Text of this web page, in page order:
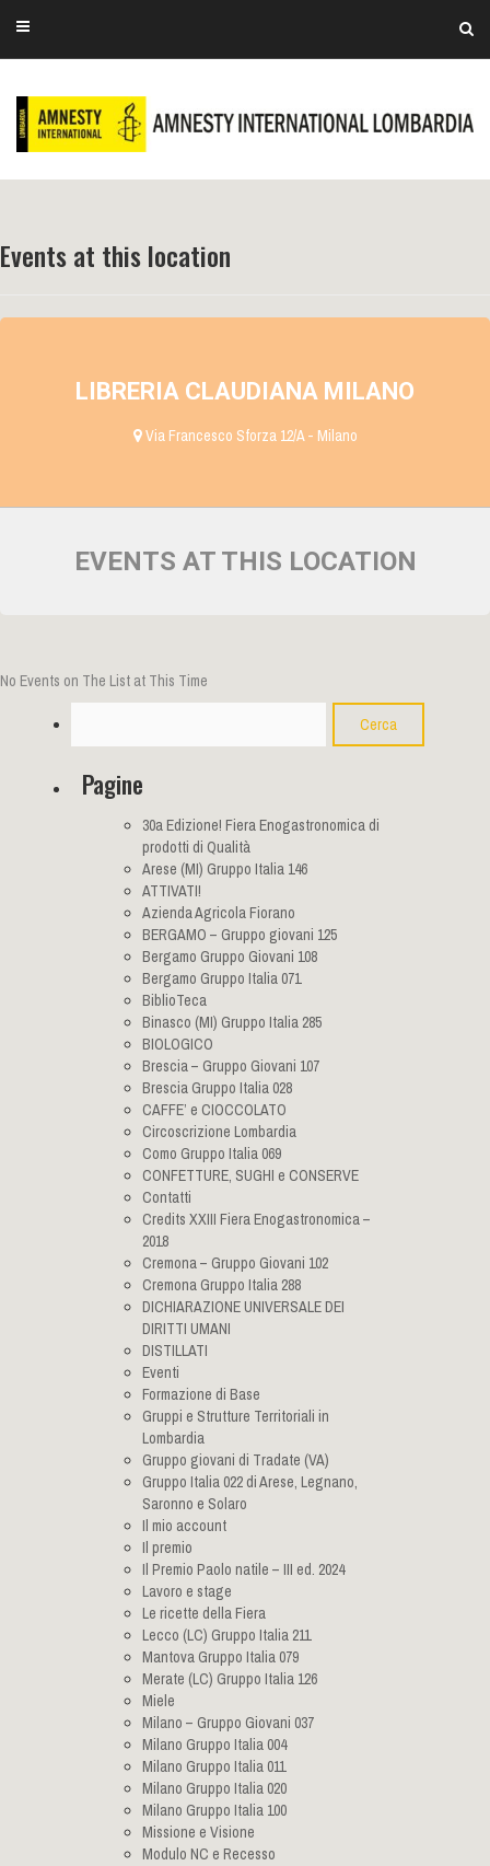
Events at this location
LIBRERIA CLAUDIANA MILANO
Via Francesco Sforza 12/A - Milano
EVENTS AT THIS LOCATION
No Events on The List at This Time
Pagine
30a Edizione! Fiera Enogastronomica di
prodotti di Qualità
Arese (MI) Gruppo Italia 146
ATTIVATI!
Azienda Agricola Fiorano
BERGAMO – Gruppo giovani 125
Bergamo Gruppo Giovani 108
Bergamo Gruppo Italia 071
BiblioTeca
Binasco (MI) Gruppo Italia 285
BIOLOGICO
Brescia – Gruppo Giovani 107
Brescia Gruppo Italia 028
CAFFE’ e CIOCCOLATO
Circoscrizione Lombardia
Como Gruppo Italia 069
CONFETTURE, SUGHI e CONSERVE
Contatti
Credits XXIII Fiera Enogastronomica –
2018
Cremona – Gruppo Giovani 102
Cremona Gruppo Italia 288
DICHIARAZIONE UNIVERSALE DEI
DIRITTI UMANI
DISTILLATI
Eventi
Formazione di Base
Gruppi e Strutture Territoriali in
Lombardia
Gruppo giovani di Tradate (VA)
Gruppo Italia 022 di Arese, Legnano,
Saronno e Solaro
Il mio account
Il premio
Il Premio Paolo natile – III ed. 2024
Lavoro e stage
Le ricette della Fiera
Lecco (LC) Gruppo Italia 211
Mantova Gruppo Italia 079
Merate (LC) Gruppo Italia 126
Miele
Milano – Gruppo Giovani 037
Milano Gruppo Italia 004
Milano Gruppo Italia 011
Milano Gruppo Italia 020
Milano Gruppo Italia 100
Missione e Visione
Modulo NC e Recesso